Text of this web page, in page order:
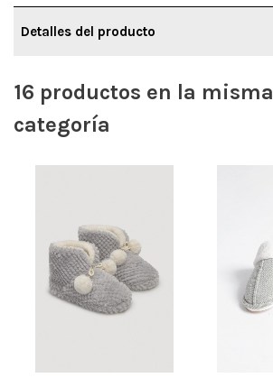
Detalles del producto
16 productos en la misma
categoría